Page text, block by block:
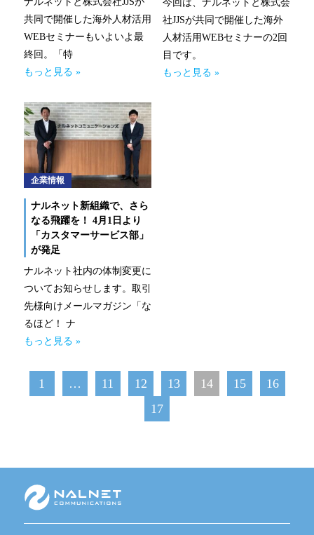
共同で開催した海外人材活用
WEBセミナーもいよいよ最
終回。「特
もっと見る »
今回は、ナルネットと株式会
社JJSが共同で開催した海外
人材活用WEBセミナーの2回
目です。
もっと見る »
企業情報
ナルネット新組織で、さら
なる飛躍を！ 4月1日より
「カスタマーサービス部」
が発足
ナルネット社内の体制変更に
ついてお知らせします。取引
先様向けメールマガジン「な
るほど！ ナ
もっと見る »
1 … 11 12 13 14 15
16
17